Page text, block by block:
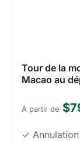
Tour de la
Macao au
A partir de
✓